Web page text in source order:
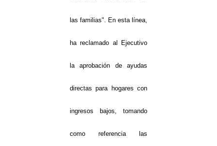
las familias". En esta línea,
ha reclamado al Ejecutivo
la aprobación de ayudas
directas para hogares con
ingresos bajos, tomando
como referencia las